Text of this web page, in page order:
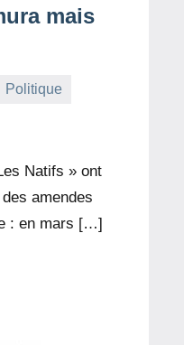
mais
Politique
Natifs » ont
amendes
: en mars […]